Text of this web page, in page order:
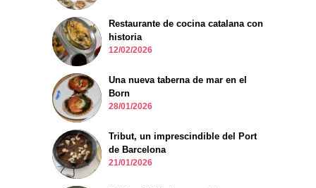
Restaurante de cocina catalana con
historia
12/02/2026
Una nueva taberna de mar en el
Born
28/01/2026
Tribut, un imprescindible del Port
de Barcelona
21/01/2026